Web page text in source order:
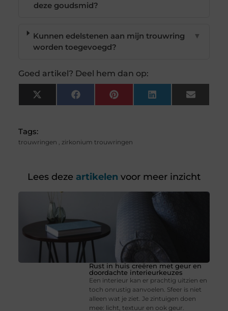
deze goudsmid?
Kunnen edelstenen aan mijn trouwring
worden toegevoegd?
▼
Goed artikel? Deel hem dan op:
X
(Twitter)
FacebookPinterest LinkedIn Email
Tags:
trouwringen , zirkonium trouwringen
Lees deze artikelen voor meer inzicht
Rust in huis creëren met geur en
doordachte interieurkeuzes
Een interieur kan er prachtig uitzien en
toch onrustig aanvoelen. Sfeer is niet
alleen wat je ziet. Je zintuigen doen
mee: licht, textuur en ook geur.